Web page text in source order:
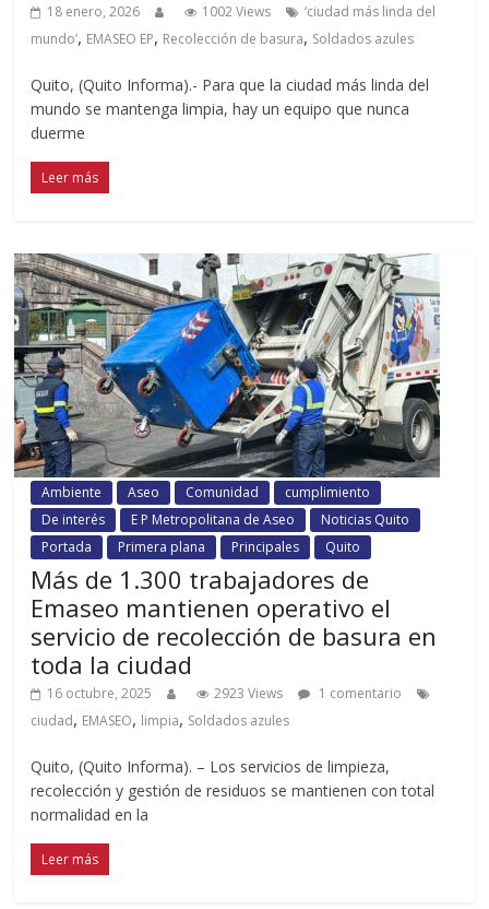
18 enero, 2026 1002 Views
‘ciudad más linda del
mundo’, EMASEO EP, Recolección de basura, Soldados azules
Quito, (Quito Informa).- Para que la ciudad más linda del
mundo se mantenga limpia, hay un equipo que nunca
duerme
Leer más
Ambiente Aseo Comunidad
cumplimiento
De interés
E P Metropolitana de Aseo
Noticias Quito
Portada
Primera plana Principales Quito
Más de 1.300 trabajadores de
Emaseo mantienen operativo el
servicio de recolección de basura en
toda la ciudad
16 octubre, 2025 2923 Views
1 comentario
ciudad, EMASEO, limpia, Soldados azules
Quito, (Quito Informa). – Los servicios de limpieza,
recolección y gestión de residuos se mantienen con total
normalidad en la
Leer más